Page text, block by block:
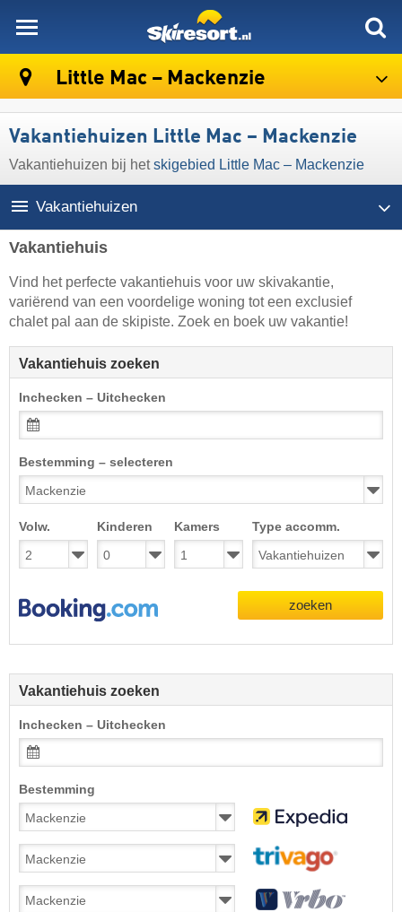
Little Mac – Mackenzie
Vakantiehuizen Little Mac – Mackenzie
Vakantiehuizen bij hetskigebied Little Mac – Mackenzie
Vakantiehuizen
Vakantiehuis
Vind het perfecte vakantiehuis voor uw skivakantie,
variërend van een voordelige woning tot een exclusief
chalet pal aan de skipiste. Zoek en boek uw vakantie!
Vakantiehuis zoeken
Inchecken – Uitchecken
Bestemming – selecteren
Volw. Kinderen Kamers Type accomm.
zoeken
Vakantiehuis zoeken
Inchecken – Uitchecken
Bestemming